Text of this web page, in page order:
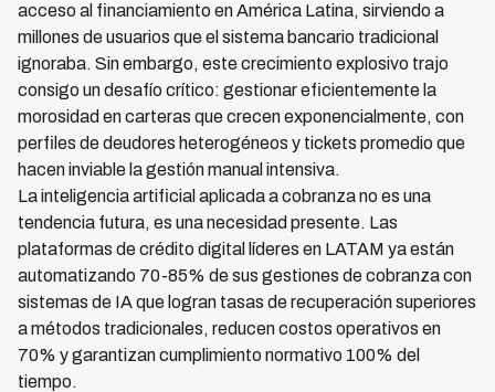
acceso al financiamiento en América Latina, sirviendo a
millones de usuarios que el sistema bancario tradicional
ignoraba. Sin embargo, este crecimiento explosivo trajo
consigo un desafío crítico: gestionar eficientemente la
morosidad en carteras que crecen exponencialmente, con
perfiles de deudores heterogéneos y tickets promedio que
hacen inviable la gestión manual intensiva.
La inteligencia artificial aplicada a cobranza no es una
tendencia futura, es una necesidad presente. Las
plataformas de crédito digital líderes en LATAM ya están
automatizando 70-85% de sus gestiones de cobranza con
sistemas de IA que logran tasas de recuperación superiores
a métodos tradicionales, reducen costos operativos en
70% y garantizan cumplimiento normativo 100% del
tiempo.